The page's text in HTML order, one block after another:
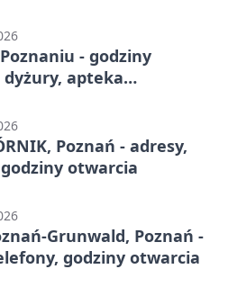
- godziny
apteka
Poznań - adresy,
otwarcia
Grunwald, Poznań -
godziny otwarcia